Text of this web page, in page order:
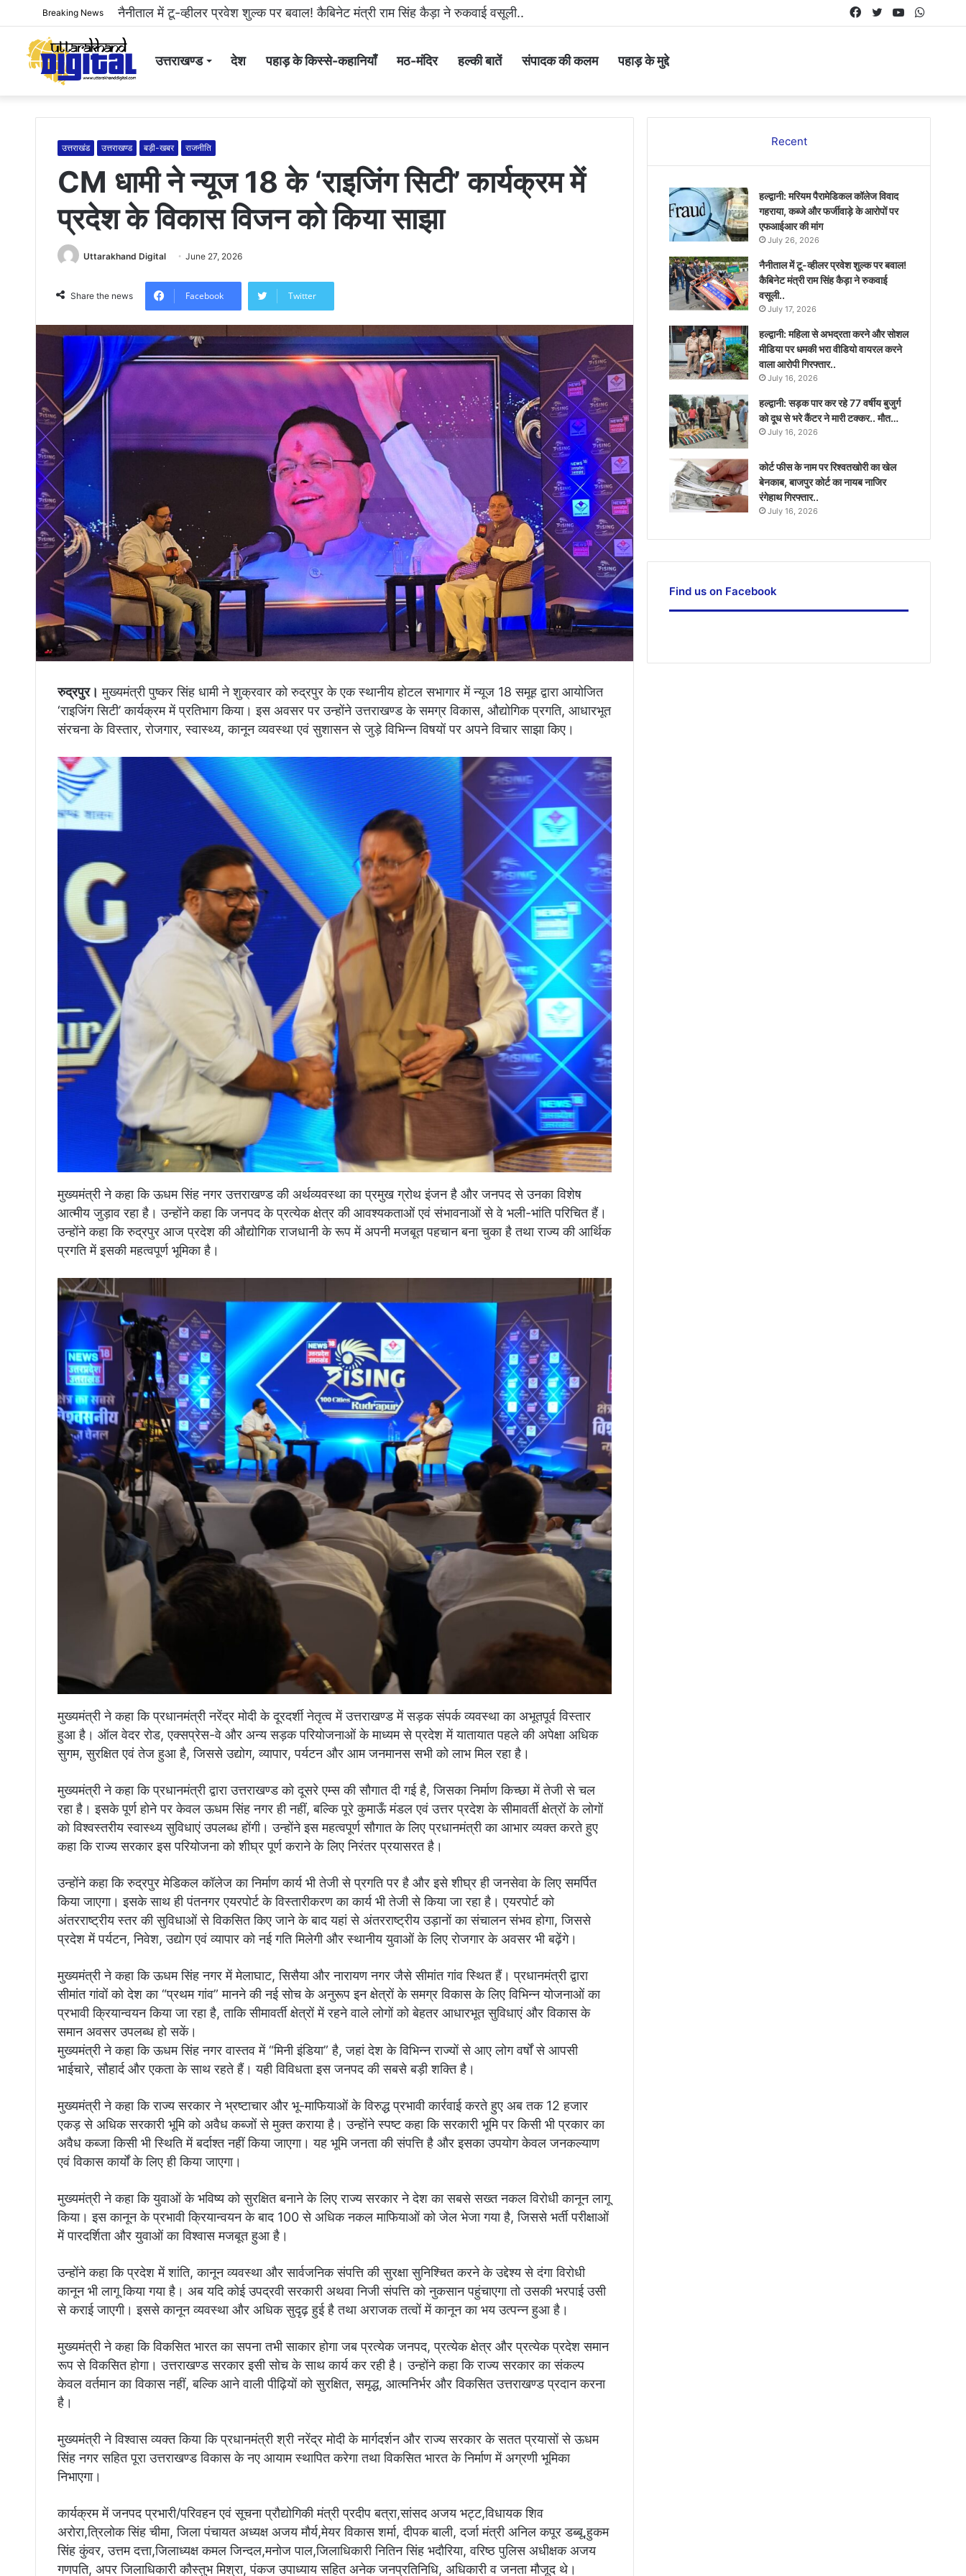
Breaking News हल्द्वानी: महिला से अभद्रता करने और सोशल मीडिया पर धमकी भरा वीडियो वायरल करने वाला आरोपी गिरफ्तार.. YouTube
Twitter
Facebook
उत्तराखण्ड देश पहाड़ के किस्से-कहानियाँ मठ-मंदिर हल्की बातें संपादक की कलम पहाड़ के मुद्दे
उत्तराखंड उत्तराखण्ड बड़ी-खबर राजनीति
CM धामी ने न्यूज 18 के ‘राइजिंग सिटी’ कार्यक्रम में
प्रदेश के विकास विजन को किया साझा
Uttarakhand Digital June 27, 2026
Share the news Facebook Twitter
रुद्रपुर। मुख्यमंत्री पुष्कर सिंह धामी ने शुक्रवार को रुद्रपुर के एक स्थानीय होटल सभागार में न्यूज 18 समूह द्वारा आयोजित
‘राइजिंग सिटी’ कार्यक्रम में प्रतिभाग किया। इस अवसर पर उन्होंने उत्तराखण्ड के समग्र विकास, औद्योगिक प्रगति, आधारभूत
संरचना के विस्तार, रोजगार, स्वास्थ्य, कानून व्यवस्था एवं सुशासन से जुड़े विभिन्न विषयों पर अपने विचार साझा किए।
मुख्यमंत्री ने कहा कि ऊधम सिंह नगर उत्तराखण्ड की अर्थव्यवस्था का प्रमुख ग्रोथ इंजन है और जनपद से उनका विशेष
आत्मीय जुड़ाव रहा है। उन्होंने कहा कि जनपद के प्रत्येक क्षेत्र की आवश्यकताओं एवं संभावनाओं से वे भली-भांति परिचित हैं।
उन्होंने कहा कि रुद्रपुर आज प्रदेश की औद्योगिक राजधानी के रूप में अपनी मजबूत पहचान बना चुका है तथा राज्य की आर्थिक
प्रगति में इसकी महत्वपूर्ण भूमिका है।
मुख्यमंत्री ने कहा कि प्रधानमंत्री नरेंद्र मोदी के दूरदर्शी नेतृत्व में उत्तराखण्ड में सड़क संपर्क व्यवस्था का अभूतपूर्व विस्तार
हुआ है। ऑल वेदर रोड, एक्सप्रेस-वे और अन्य सड़क परियोजनाओं के माध्यम से प्रदेश में यातायात पहले की अपेक्षा अधिक
सुगम, सुरक्षित एवं तेज हुआ है, जिससे उद्योग, व्यापार, पर्यटन और आम जनमानस सभी को लाभ मिल रहा है।
मुख्यमंत्री ने कहा कि प्रधानमंत्री द्वारा उत्तराखण्ड को दूसरे एम्स की सौगात दी गई है, जिसका निर्माण किच्छा में तेजी से चल
रहा है। इसके पूर्ण होने पर केवल ऊधम सिंह नगर ही नहीं, बल्कि पूरे कुमाऊँ मंडल एवं उत्तर प्रदेश के सीमावर्ती क्षेत्रों के लोगों
को विश्वस्तरीय स्वास्थ्य सुविधाएं उपलब्ध होंगी। उन्होंने इस महत्वपूर्ण सौगात के लिए प्रधानमंत्री का आभार व्यक्त करते हुए
कहा कि राज्य सरकार इस परियोजना को शीघ्र पूर्ण कराने के लिए निरंतर प्रयासरत है।
उन्होंने कहा कि रुद्रपुर मेडिकल कॉलेज का निर्माण कार्य भी तेजी से प्रगति पर है और इसे शीघ्र ही जनसेवा के लिए समर्पित
किया जाएगा। इसके साथ ही पंतनगर एयरपोर्ट के विस्तारीकरण का कार्य भी तेजी से किया जा रहा है। एयरपोर्ट को
अंतरराष्ट्रीय स्तर की सुविधाओं से विकसित किए जाने के बाद यहां से अंतरराष्ट्रीय उड़ानों का संचालन संभव होगा, जिससे
प्रदेश में पर्यटन, निवेश, उद्योग एवं व्यापार को नई गति मिलेगी और स्थानीय युवाओं के लिए रोजगार के अवसर भी बढ़ेंगे।
मुख्यमंत्री ने कहा कि ऊधम सिंह नगर में मेलाघाट, सिसैया और नारायण नगर जैसे सीमांत गांव स्थित हैं। प्रधानमंत्री द्वारा
सीमांत गांवों को देश का “प्रथम गांव” मानने की नई सोच के अनुरूप इन क्षेत्रों के समग्र विकास के लिए विभिन्न योजनाओं का
प्रभावी क्रियान्वयन किया जा रहा है, ताकि सीमावर्ती क्षेत्रों में रहने वाले लोगों को बेहतर आधारभूत सुविधाएं और विकास के
समान अवसर उपलब्ध हो सकें।
मुख्यमंत्री ने कहा कि ऊधम सिंह नगर वास्तव में “मिनी इंडिया” है, जहां देश के विभिन्न राज्यों से आए लोग वर्षों से आपसी
भाईचारे, सौहार्द और एकता के साथ रहते हैं। यही विविधता इस जनपद की सबसे बड़ी शक्ति है।
मुख्यमंत्री ने कहा कि राज्य सरकार ने भ्रष्टाचार और भू-माफियाओं के विरुद्ध प्रभावी कार्रवाई करते हुए अब तक 12 हजार
एकड़ से अधिक सरकारी भूमि को अवैध कब्जों से मुक्त कराया है। उन्होंने स्पष्ट कहा कि सरकारी भूमि पर किसी भी प्रकार का
अवैध कब्जा किसी भी स्थिति में बर्दाश्त नहीं किया जाएगा। यह भूमि जनता की संपत्ति है और इसका उपयोग केवल जनकल्याण
एवं विकास कार्यों के लिए ही किया जाएगा।
मुख्यमंत्री ने कहा कि युवाओं के भविष्य को सुरक्षित बनाने के लिए राज्य सरकार ने देश का सबसे सख्त नकल विरोधी कानून लागू
किया। इस कानून के प्रभावी क्रियान्वयन के बाद 100 से अधिक नकल माफियाओं को जेल भेजा गया है, जिससे भर्ती परीक्षाओं
में पारदर्शिता और युवाओं का विश्वास मजबूत हुआ है।
उन्होंने कहा कि प्रदेश में शांति, कानून व्यवस्था और सार्वजनिक संपत्ति की सुरक्षा सुनिश्चित करने के उद्देश्य से दंगा विरोधी
कानून भी लागू किया गया है। अब यदि कोई उपद्रवी सरकारी अथवा निजी संपत्ति को नुकसान पहुंचाएगा तो उसकी भरपाई उसी
से कराई जाएगी। इससे कानून व्यवस्था और अधिक सुदृढ़ हुई है तथा अराजक तत्वों में कानून का भय उत्पन्न हुआ है।
मुख्यमंत्री ने कहा कि विकसित भारत का सपना तभी साकार होगा जब प्रत्येक जनपद, प्रत्येक क्षेत्र और प्रत्येक प्रदेश समान
रूप से विकसित होगा। उत्तराखण्ड सरकार इसी सोच के साथ कार्य कर रही है। उन्होंने कहा कि राज्य सरकार का संकल्प
केवल वर्तमान का विकास नहीं, बल्कि आने वाली पीढ़ियों को सुरक्षित, समृद्ध, आत्मनिर्भर और विकसित उत्तराखण्ड प्रदान करना
है।
मुख्यमंत्री ने विश्वास व्यक्त किया कि प्रधानमंत्री श्री नरेंद्र मोदी के मार्गदर्शन और राज्य सरकार के सतत प्रयासों से ऊधम
सिंह नगर सहित पूरा उत्तराखण्ड विकास के नए आयाम स्थापित करेगा तथा विकसित भारत के निर्माण में अग्रणी भूमिका
निभाएगा।
कार्यक्रम में जनपद प्रभारी/परिवहन एवं सूचना प्रौद्योगिकी मंत्री प्रदीप बत्रा,सांसद अजय भट्ट,विधायक शिव
अरोरा,त्रिलोक सिंह चीमा, जिला पंचायत अध्यक्ष अजय मौर्य,मेयर विकास शर्मा, दीपक बाली, दर्जा मंत्री अनिल कपूर डब्बू,हुकम
सिंह कुंवर, उत्तम दत्ता,जिलाध्यक्ष कमल जिन्दल,मनोज पाल,जिलाधिकारी नितिन सिंह भदौरिया, वरिष्ठ पुलिस अधीक्षक अजय
गणपति, अपर जिलाधिकारी कौस्तुभ मिश्रा, पंकज उपाध्याय सहित अनेक जनप्रतिनिधि, अधिकारी व जनता मौजूद थे।
Recent
हल्द्वानी: मरियम पैरामेडिकल कॉलेज विवाद
गहराया, कब्जे और फर्जीवाड़े के आरोपों पर
एफआईआर की मांग
July 26, 2026
नैनीताल में टू-व्हीलर प्रवेश शुल्क पर बवाल!
कैबिनेट मंत्री राम सिंह कैड़ा ने रुकवाई
वसूली..
July 17, 2026
हल्द्वानी: महिला से अभद्रता करने और सोशल
मीडिया पर धमकी भरा वीडियो वायरल करने
वाला आरोपी गिरफ्तार..
July 16, 2026
हल्द्वानी: सड़क पार कर रहे 77 वर्षीय बुजुर्ग
को दूध से भरे कैंटर ने मारी टक्कर.. मौत…
July 16, 2026
कोर्ट फीस के नाम पर रिश्वतखोरी का खेल
बेनकाब, बाजपुर कोर्ट का नायब नाजिर
रंगेहाथ गिरफ्तार..
July 16, 2026
Find us on Facebook